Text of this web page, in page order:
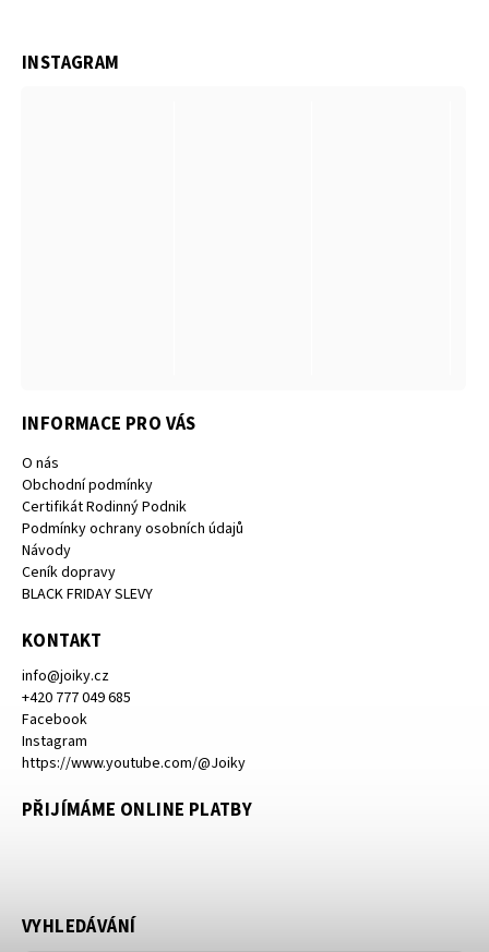
INFORMACE PRO VÁS
O nás
Obchodní podmínky
Certifikát Rodinný Podnik
Podmínky ochrany osobních údajů
Návody
Ceník dopravy
BLACK FRIDAY SLEVY
KONTAKT
info@joiky.cz
+420 777 049 685
Facebook
Instagram
https://www.youtube.com/@Joiky
PŘIJÍMÁME ONLINE PLATBY
INSTAGRAM
VYHLEDÁVÁNÍ